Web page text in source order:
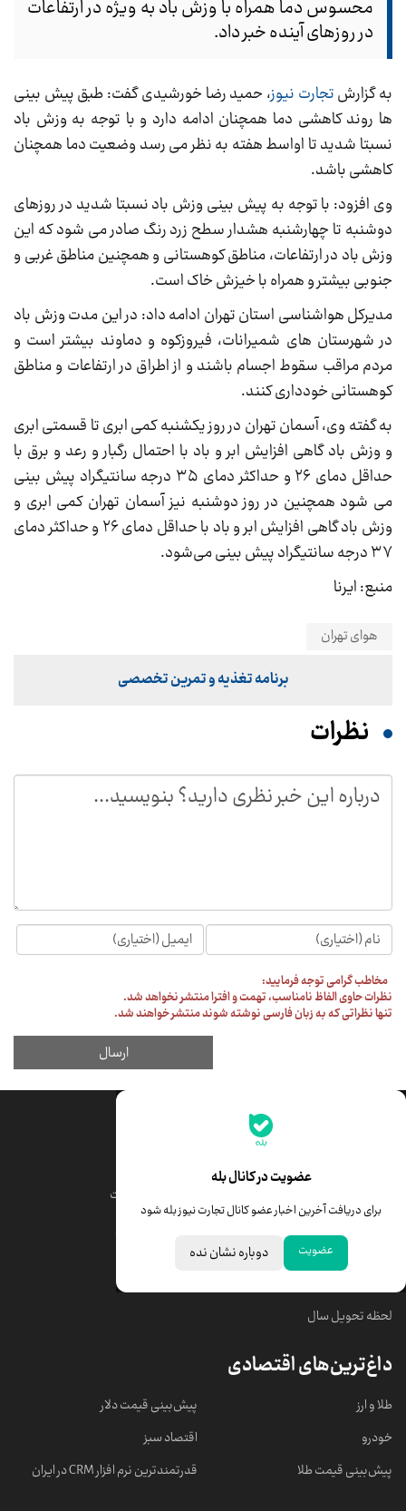
عضویت در کانال بله
برای دریافت آخرین اخبار عضو کانال تجارت نیوز بله شود
عضویت دوباره نشان نده
جدیدترین قیمت‌ها
قیمت درهم امارات
خبرهای مهم
لحظه تحویل سال
داغ‌ترین‌های اقتصادی
طلا و ارز
خودرو
پیش‌بینی قیمت طلا
پیش‌بینی قیمت دلار
اقتصاد سبز
قدرتمندترین نرم‌ افزار CRM در ایران